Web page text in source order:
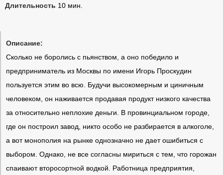
Длительность 10 мин.
Описание:
Сколько не боролись с пьянством, а оно победило и
предприниматель из Москвы по имени Игорь Проскудин
пользуется этим во всю. Будучи высокомерным и циничным
человеком, он наживается продавая продукт низкого качества
за относительно неплохие деньги. В провинциальном городе,
где он построил завод, никто особо не разбирается в алкоголе,
а вот монополия на рынке однозначно не дает ошибиться с
выбором. Однако, не все согласны мириться с тем, что горожан
спаивают второсортной водкой. Работница предприятия,